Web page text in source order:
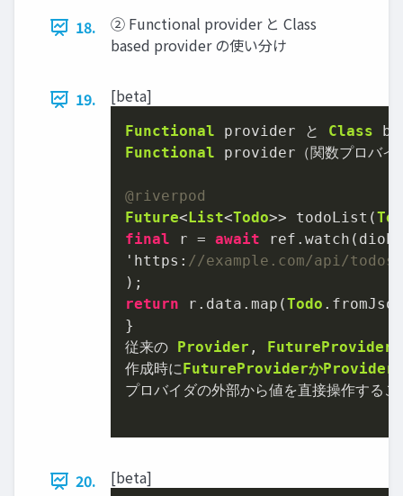
18.
② Functional provider と Class
based provider の使い分け
19. [beta]
Functional provider と Class
Functional provider（関数プロバイ
@riverpod
Future< List<Todo>> todoList(
final r = await
'https: //example.com/api/
return r.data.map(Todo
}
従来の
Provider , FutureProvider
作成時に FutureProviderかProviderか
プロバイダの外部から値を直接操作する
20. [beta]